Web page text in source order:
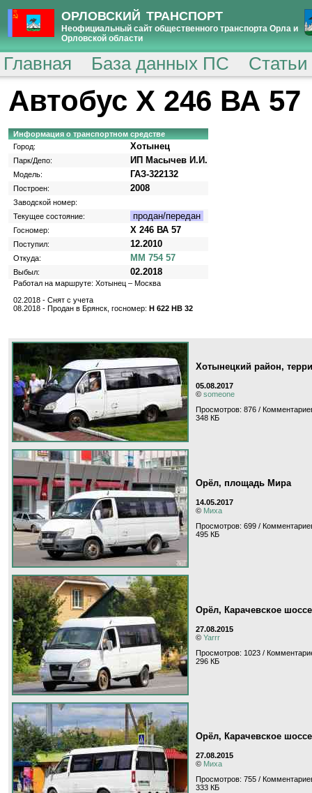
ОРЛОВСКИЙ ТРАНСПОРТ
Неофициальный сайт общественного транспорта Орла и
Орловской области
Главная База данных ПС
Автобус Х 246 ВА 57
Информация о транспортном средстве
Город:
Хотынец
Парк/Депо: ИП Масычев И.И.
Модель: ГАЗ-322132
Построен: 2008
Заводской номер:
Текущее состояние:
продан/передан
Госномер: Х 246 ВА 57
Поступил: 12.2010
Откуда: ММ 754 57
Выбыл: 02.2018
Работал на маршруте: Хотынец – Москва
02.2018 - Снят с учета
08.2018 - Продан в Брянск, госномер: Н 622 НВ 32
Хотынецкий район,
05.08.2017
© someone
Просмотров: 876 /
348 КБ
Орёл, площадь Мира
14.05.2017
© Миха
Просмотров: 699 /
495 КБ
Орёл, Карачевское шоссе
27.08.2015
© Yarrr
Просмотров: 1023 /
296 КБ
Орёл, Карачевское шоссе
27.08.2015
© Миха
Просмотров: 755 /
333 КБ